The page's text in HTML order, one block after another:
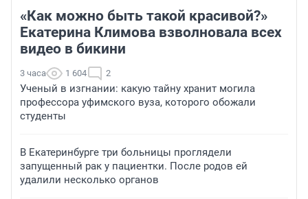
«Как можно быть такой красивой?»
Екатерина Климова взволновала всех
видео в бикини
3 часа 1 604 2
Ученый в изгнании: какую тайну хранит могила
профессора уфимского вуза, которого обожали
студенты
В Екатеринбурге три больницы проглядели
запущенный рак у пациентки. После родов ей
удалили несколько органов